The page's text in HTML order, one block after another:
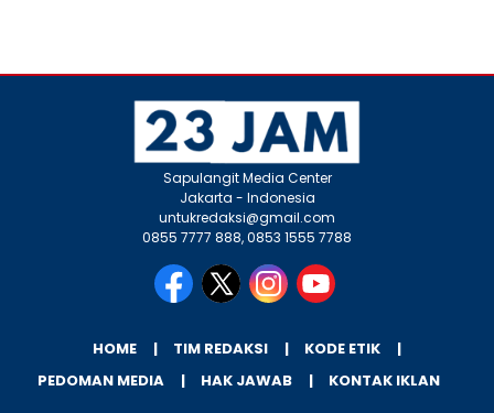
Sapulangit Media Center
Jakarta - Indonesia
untukredaksi@gmail.com
0855 7777 888, 0853 1555 7788
HOME TIM REDAKSI
KODE ETIK
PEDOMAN MEDIA
HAK JAWAB KONTAK IKLAN